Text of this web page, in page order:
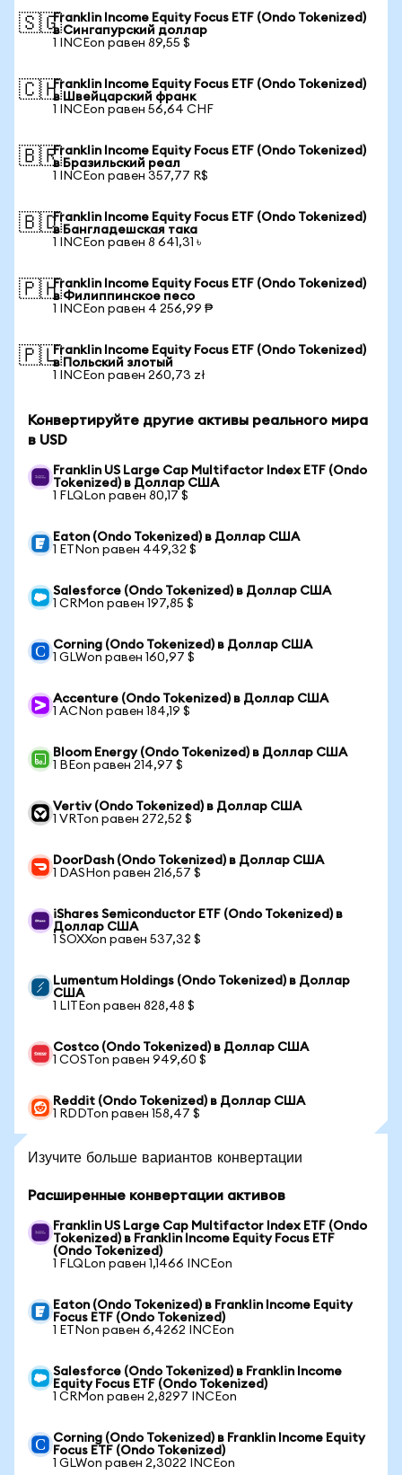
🇸🇬Franklin Income Equity Focus ETF (Ondo Tokenized)
в Сингапурский доллар
1 INCEon равен 89,55 $
🇨🇭Franklin Income Equity Focus ETF (Ondo Tokenized)
в Швейцарский франк
1 INCEon равен 56,64 CHF
🇧🇷Franklin Income Equity Focus ETF (Ondo Tokenized)
в Бразильский реал
1 INCEon равен 357,77 R$
🇧🇩Franklin Income Equity Focus ETF (Ondo Tokenized)
в Бангладешская така
1 INCEon равен 8 641,31 ৳
🇵🇭Franklin Income Equity Focus ETF (Ondo Tokenized)
в Филиппинское песо
1 INCEon равен 4 256,99 ₱
🇵🇱Franklin Income Equity Focus ETF (Ondo Tokenized)
в Польский злотый
1 INCEon равен 260,73 zł
Конвертируйте другие активы реального мира
в USD
Franklin US Large Cap Multifactor Index ETF (Ondo
Tokenized) в Доллар США
1 FLQLon равен 80,17 $
Eaton (Ondo Tokenized) в Доллар США
1 ETNon равен 449,32 $
Salesforce (Ondo Tokenized) в Доллар США
1 CRMon равен 197,85 $
Corning (Ondo Tokenized) в Доллар США
1 GLWon равен 160,97 $
Accenture (Ondo Tokenized) в Доллар США
1 ACNon равен 184,19 $
Bloom Energy (Ondo Tokenized) в Доллар США
1 BEon равен 214,97 $
Vertiv (Ondo Tokenized) в Доллар США
1 VRTon равен 272,52 $
DoorDash (Ondo Tokenized) в Доллар США
1 DASHon равен 216,57 $
iShares Semiconductor ETF (Ondo Tokenized) в
Доллар США
1 SOXXon равен 537,32 $
Lumentum Holdings (Ondo Tokenized) в Доллар
США
1 LITEon равен 828,48 $
Costco (Ondo Tokenized) в Доллар США
1 COSTon равен 949,60 $
Reddit (Ondo Tokenized) в Доллар США
1 RDDTon равен 158,47 $
Изучите больше вариантов конвертации
Расширенные конвертации активов
Franklin US Large Cap Multifactor Index ETF (Ondo
Tokenized) в Franklin Income Equity Focus ETF
(Ondo Tokenized)
1 FLQLon равен 1,1466 INCEon
Eaton (Ondo Tokenized) в Franklin Income Equity
Focus ETF (Ondo Tokenized)
1 ETNon равен 6,4262 INCEon
Salesforce (Ondo Tokenized) в Franklin Income
Equity Focus ETF (Ondo Tokenized)
1 CRMon равен 2,8297 INCEon
Corning (Ondo Tokenized) в Franklin Income Equity
Focus ETF (Ondo Tokenized)
1 GLWon равен 2,3022 INCEon